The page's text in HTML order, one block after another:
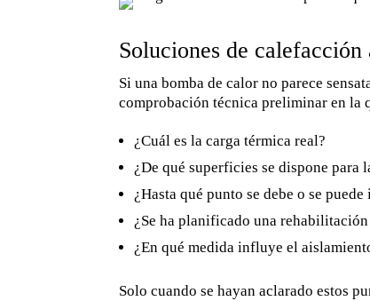
Soluciones de
Si una bomba de calor no parece
comprobación técnica preliminar en la
¿Cuál es la carga térmica real?
¿De qué superficies se dispone para
¿Hasta qué punto se debe o se
¿Se ha planificado una rehabilitación
¿En qué medida influye el
Solo cuando se hayan aclarado estos